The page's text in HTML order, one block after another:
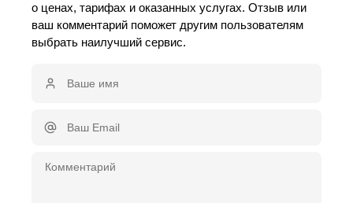
о ценах, тарифах и оказанных услугах. Отзыв или
ваш комментарий поможет другим пользователям
выбрать наилучший сервис.